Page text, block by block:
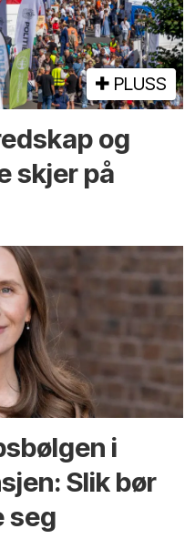
PLUSS
og
skjer på
i
Slik bør
seg